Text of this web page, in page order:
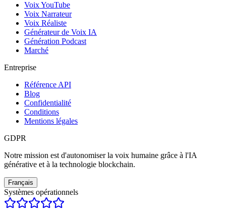
Voix YouTube
Voix Narrateur
Voix Réaliste
Générateur de Voix IA
Génération Podcast
Marché
Entreprise
Référence API
Blog
Confidentialité
Conditions
Mentions légales
GDPR
Notre mission est d'autonomiser la voix humaine grâce à l'IA
générative et à la technologie blockchain.
Français
Systèmes opérationnels